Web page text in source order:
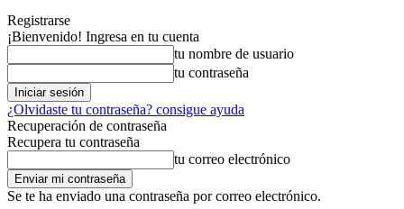
Registrarse
¡Bienvenido! Ingresa en tu cuenta
tu nombre de usuario
tu contraseña
¿Olvidaste tu contraseña? consigue ayuda
Recuperación de contraseña
Recupera tu contraseña
tu correo electrónico
Se te ha enviado una contraseña por correo electrónico.